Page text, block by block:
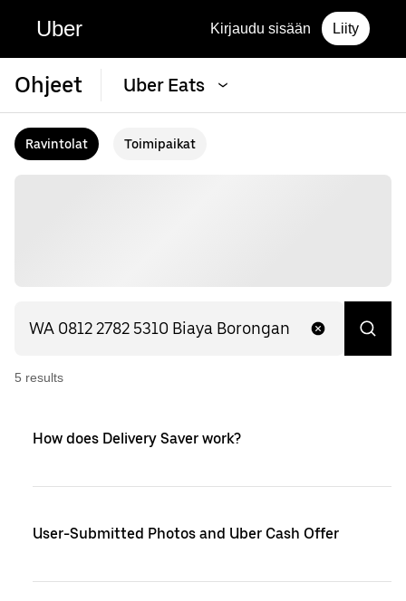
Uber Kirjaudu sisään Liity
Ohjeet Uber Eats
Ravintolat Toimipaikat
5 results
How does Delivery Saver work?
User-Submitted Photos and Uber Cash Offer